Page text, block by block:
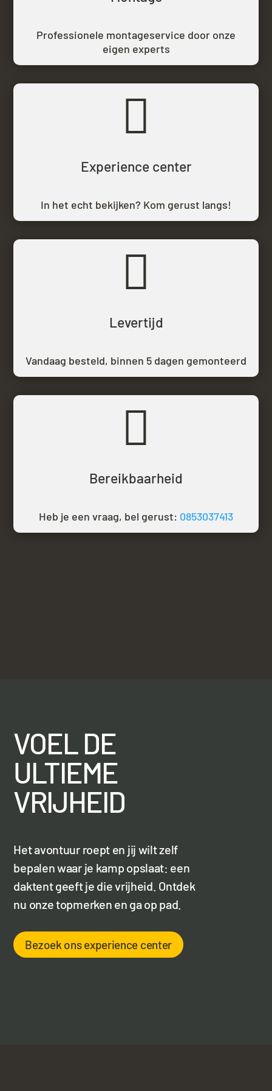
Professionele montageservice door onze
eigen experts

Experience center
In het echt bekijken? Kom gerust langs!

Levertijd
Vandaag besteld, binnen 5 dagen gemonteerd

Bereikbaarheid
Heb je een vraag, bel gerust: 0853037413
VOEL DE
ULTIEME
VRIJHEID
Het avontuur roept en jij wilt zelf
bepalen waar je kamp opslaat: een
daktent geeft je die vrijheid. Ontdek
nu onze topmerken en ga op pad.
Bezoek ons experience center